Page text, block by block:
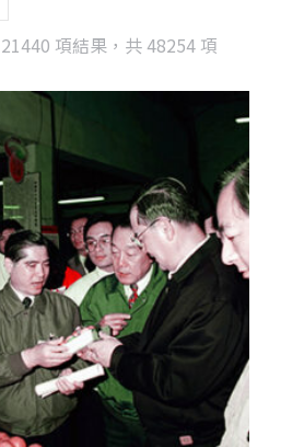
項結果，共 48254 項
latest